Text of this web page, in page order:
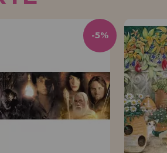
-5%